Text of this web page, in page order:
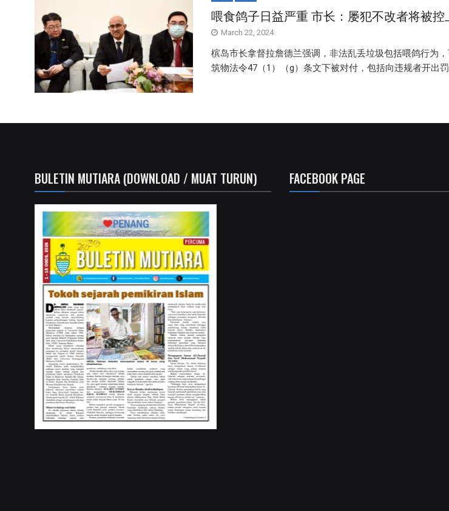
喂食鸽子日益严重 市长：屡犯不改者将被控
March 22, 2024
槟岛市长拿督拉詹德兰强调，非法乱丢垃圾包括喂鸽行为
筑物法令47（1）（g）条文下被对付，包括向违规者开出罚
BULETIN MUTIARA (DOWNLOAD / MUAT TURUN) FACEBOOK PAGE